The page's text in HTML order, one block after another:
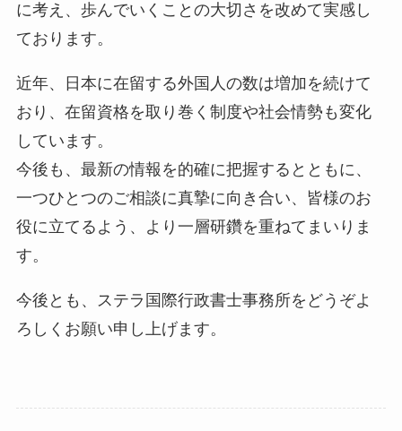
に考え、歩んでいくことの大切さを改めて実感し
ております。
近年、日本に在留する外国人の数は増加を続けて
おり、在留資格を取り巻く制度や社会情勢も変化
しています。
今後も、最新の情報を的確に把握するとともに、
一つひとつのご相談に真摯に向き合い、皆様のお
役に立てるよう、より一層研鑽を重ねてまいりま
す。
今後とも、ステラ国際行政書士事務所をどうぞよ
ろしくお願い申し上げます。